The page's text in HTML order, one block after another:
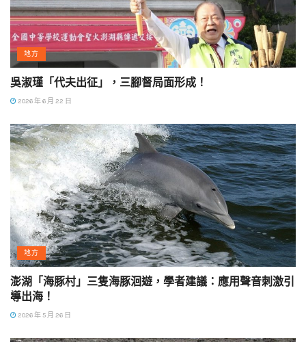
地方
吳淑瑾「代夫出征」，三腳督局面形成！
2026 年 6 月 22 日
地方
澎湖「海豚村」三隻海豚洄遊，學者建議：應用聲音刺激引
導出海！
2026 年 5 月 26 日